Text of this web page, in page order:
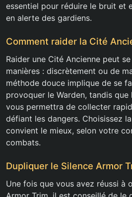
essentiel pour réduire le bruit et
en alerte des gardiens.
Comment raider la Cité
Raider une Cité Ancienne peut
manières : discrètement ou de
méthode douce implique de se
provoquer le Warden, tandis
vous permettra de collecter
défiant les dangers. Choisissez
convient le mieux, selon votre
combats.
Dupliquer le Silence Armor
Une fois que vous avez réussi à